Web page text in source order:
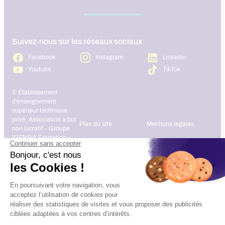
Suivez-nous sur les réseaux sociaux
Facebook Instagram
Linkedin
Youtube
TikTok
© Établissement
d’enseignement
supérieur technique
privé, Association à but
non lucratif – Groupe
IGENSIA Education –
Mise à jour site :
Janvier 2026
Plan du site Mentions légales
Charte des données
Contact